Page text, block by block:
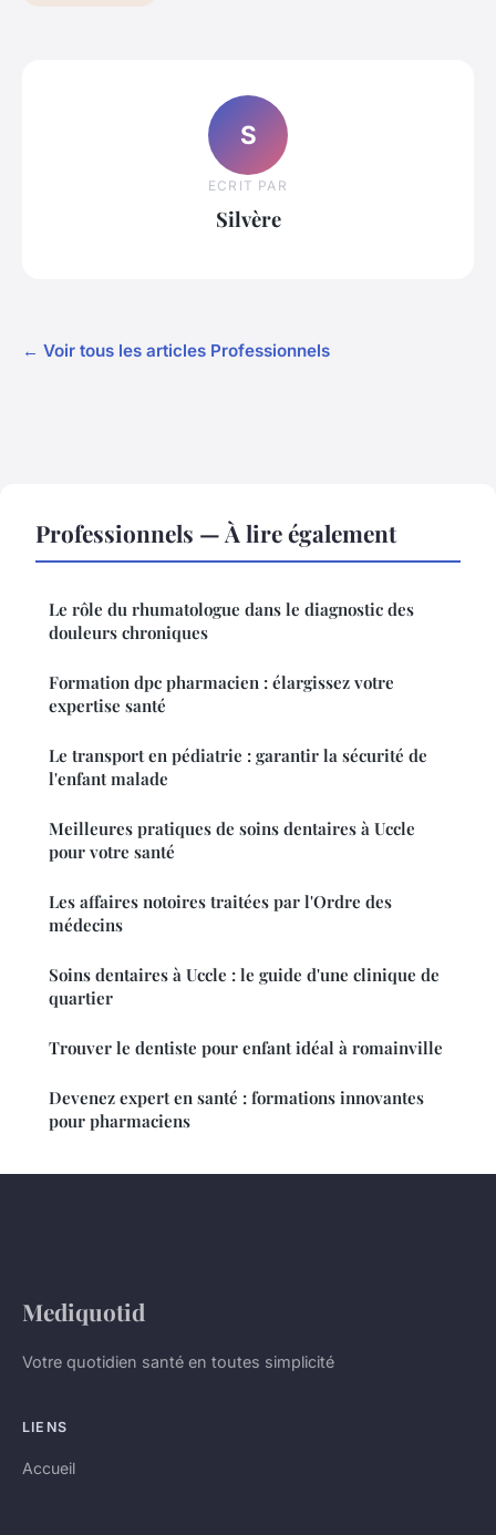
S
ECRIT PAR
Silvère
← Voir tous les articles Professionnels
Professionnels — À lire également
Le rôle du rhumatologue dans le diagnostic des
douleurs chroniques
Formation dpc pharmacien : élargissez votre
expertise santé
Le transport en pédiatrie : garantir la sécurité de
l'enfant malade
Meilleures pratiques de soins dentaires à Uccle
pour votre santé
Les affaires notoires traitées par l'Ordre des
médecins
Soins dentaires à Uccle : le guide d'une clinique de
quartier
Trouver le dentiste pour enfant idéal à romainville
Devenez expert en santé : formations innovantes
pour pharmaciens
Mediquotid
Votre quotidien santé en toutes simplicité
LIENS
Accueil